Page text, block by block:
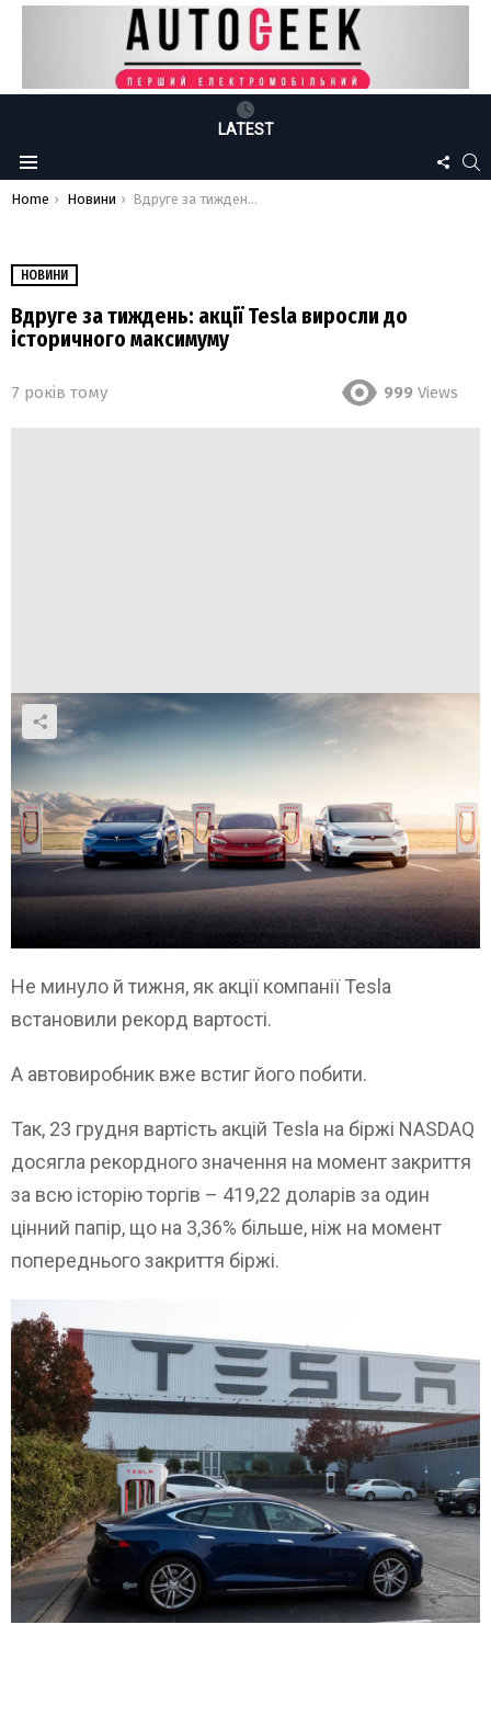
LATEST
Menu
US
You are here:
Home Новини Вдруге за тиждень: акції Tesla виросли до історичного максимуму
НОВИНИ
Вдруге за тиждень: акції Tesla виросли до
історичного максимуму
7 років тому 999 Views
Не минуло й тижня, як акції компанії Tesla
встановили рекорд вартості.
А автовиробник вже встиг його побити.
Так, 23 грудня вартість акцій Tesla на біржі NASDAQ
досягла рекордного значення на момент закриття
за всю історію торгів – 419,22 доларів за один
цінний папір, що на 3,36% більше, ніж на момент
попереднього закриття біржі.